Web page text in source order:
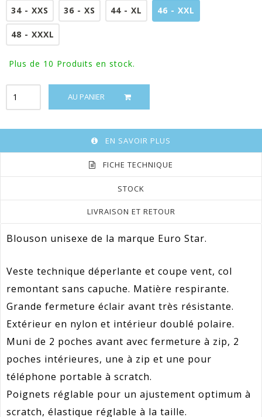
34 - XXS 36 - XS 44 - XL 46 - XXL
48 - XXXL
Plus de 10 Produits en stock.
AU PANIER
EN SAVOIR PLUS
FICHE TECHNIQUE
STOCK
LIVRAISON ET RETOUR
Blouson unisexe de la marque Euro Star.
Veste technique déperlante et coupe vent, col
remontant sans capuche. Matière respirante.
Grande fermeture éclair avant très résistante.
Extérieur en nylon et intérieur doublé polaire.
Muni de 2 poches avant avec fermeture à zip, 2
poches intérieures, une à zip et une pour
téléphone portable à scratch.
Poignets réglable pour un ajustement optimum à
scratch, élastique réglable à la taille.